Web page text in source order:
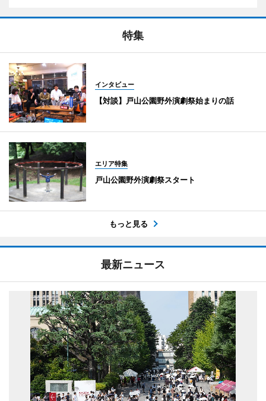
特集
インタビュー
【対談】戸山公園野外演劇祭始まりの話
エリア特集
戸山公園野外演劇祭スタート
もっと見る
最新ニュース